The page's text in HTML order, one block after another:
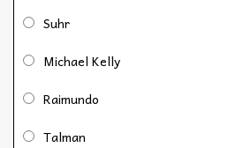
Suhr
Michael Kelly
Raimundo
Talman